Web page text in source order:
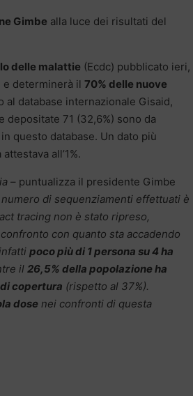
Gimbe alla luce dei risultati del
delle malattie (Ecdc) pubblicato ieri,
e determinerà il 70% delle nuove
al database internazionale Gisaid,
depositate 71 (32,6%) sono da
questo database. Un dato più
all’1%.
– puntualizza il presidente Gimbe
di sequenziamenti effettuati è
tracing non è stato ripreso,
con quanto sta accadendo
poco più di 1 persona su 4 ha
il 26,5% della popolazione ha
copertura (rispetto al 37%).
dose nei confronti di questa